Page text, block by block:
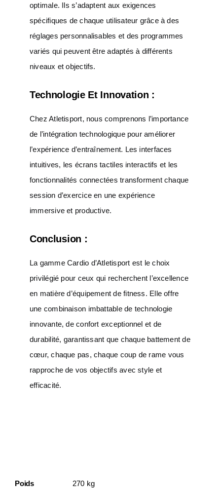
optimale. Ils s’adaptent aux exigences
spécifiques de chaque utilisateur grâce à des
réglages personnalisables et des programmes
variés qui peuvent être adaptés à différents
niveaux et objectifs.
Technologie Et Innovation :
Chez Atletisport, nous comprenons l’importance
de l’intégration technologique pour améliorer
l’expérience d’entraînement. Les interfaces
intuitives, les écrans tactiles interactifs et les
fonctionnalités connectées transforment chaque
session d’exercice en une expérience
immersive et productive.
Conclusion :
La gamme Cardio d’Atletisport est le choix
privilégié pour ceux qui recherchent l’excellence
en matière d’équipement de fitness. Elle offre
une combinaison imbattable de technologie
innovante, de confort exceptionnel et de
durabilité, garantissant que chaque battement de
cœur, chaque pas, chaque coup de rame vous
rapproche de vos objectifs avec style et
efficacité.
Poids 270 kg